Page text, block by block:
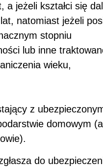
a jeżeli kształci się
natomiast jeżeli
stopniu
lub inne
wieku,
z
domowym
do